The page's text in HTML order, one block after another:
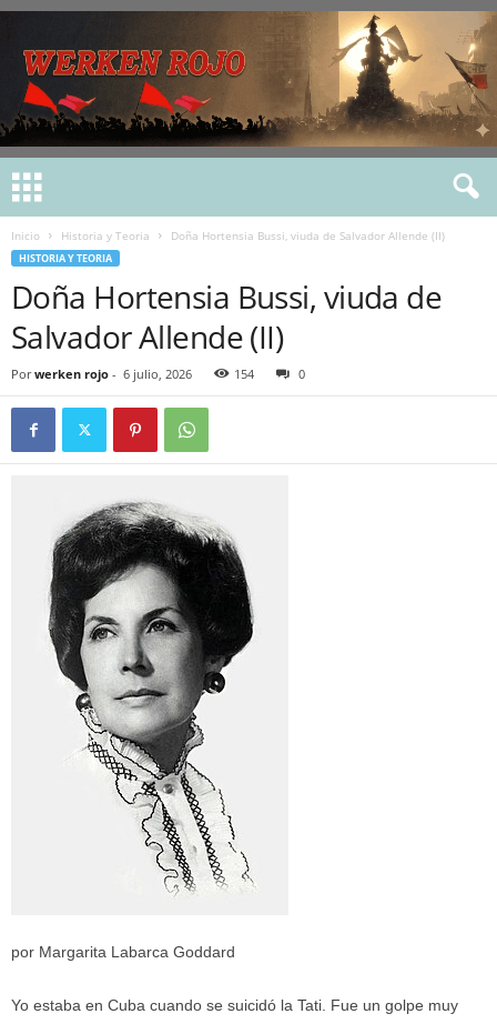
Inicio Historia y Teoria Doña Hortensia Bussi, viuda de Salvador Allende (II)
HISTORIA Y TEORIA
Doña Hortensia Bussi, viuda de
Salvador Allende (II)
Por werken rojo - 6 julio, 2026 154 0
por Margarita Labarca Goddard
Yo estaba en Cuba cuando se suicidó la Tati. Fue un golpe muy